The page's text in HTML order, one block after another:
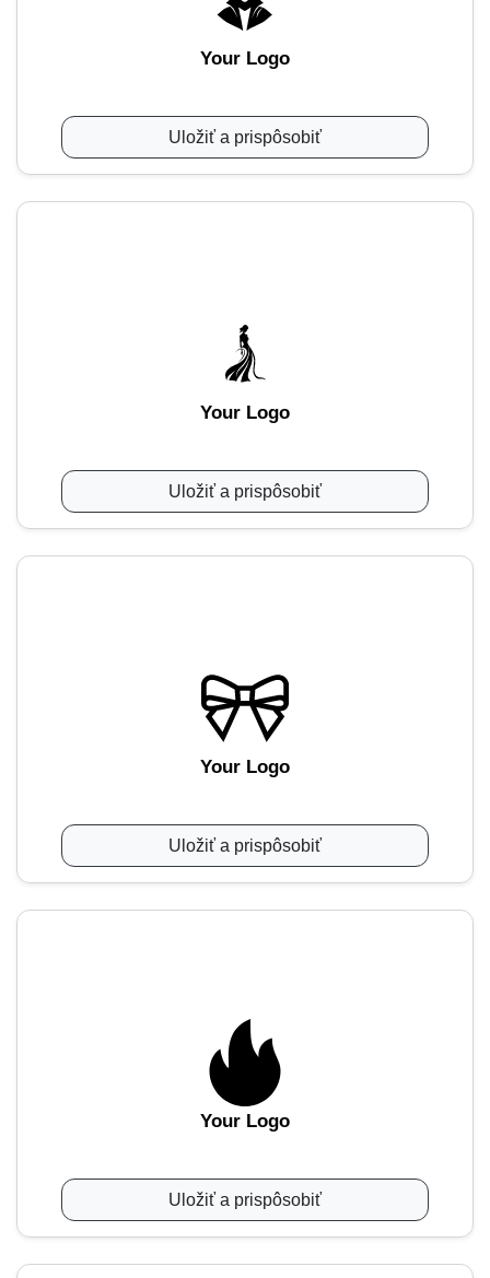
Your Logo
Uložiť a prispôsobiť
Your Logo
Uložiť a prispôsobiť
Your Logo
Uložiť a prispôsobiť
Your Logo
Uložiť a prispôsobiť